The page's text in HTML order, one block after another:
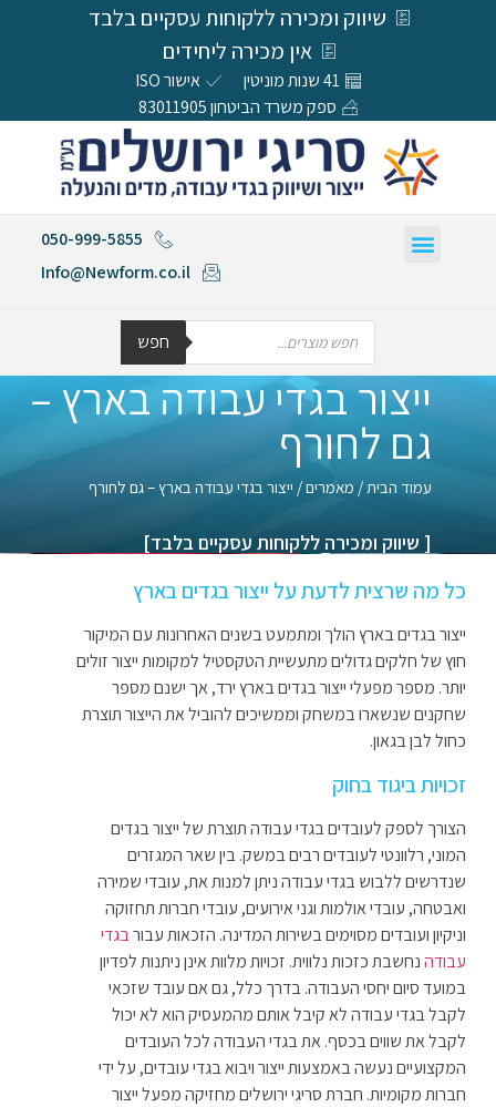
שיווק ומכירה ללקוחות עסקיים בלבד
אין מכירה ליחידים
41 שנות מוניטין
אישור ISO
ספק משרד הביטחון 83011905
050-999-5855
Info@Newform.co.il
חפש
ייצור בגדי עבודה בארץ –
גם לחורף
עמוד הבית / מאמרים/ ייצור בגדי עבודה בארץ – גם לחורף
[ שיווק ומכירה ללקוחות עסקיים בלבד]
כל מה שרצית לדעת על ייצור בגדים בארץ
ייצור בגדים בארץ הולך ומתמעט בשנים האחרונות עם המיקור
חוץ של חלקים גדולים מתעשיית הטקסטיל למקומות ייצור זולים
יותר. מספר מפעלי ייצור בגדים בארץ ירד, אך ישנם מספר
שחקנים שנשארו במשחק וממשיכים להוביל את הייצור תוצרת
כחול לבן בגאון.
זכויות ביגוד בחוק
הצורך לספק לעובדים בגדי עבודה תוצרת של ייצור בגדים
המוני, רלוונטי לעובדים רבים במשק. בין שאר המגזרים
שנדרשים ללבוש בגדי עבודה ניתן למנות את, עובדי שמירה
ואבטחה, עובדי אולמות וגני אירועים, עובדי חברות תחזוקה
וניקיון ועובדים מסוימים בשירות המדינה. הזכאות עבורבגדי
עבודהנחשבת כזכות נלווית. זכויות מלוות אינן ניתנות לפדיון
במועד סיום יחסי העבודה. בדרך כלל, גם אם עובד שזכאי
לקבל בגדי עבודה לא קיבל אותם מהמעסיק הוא לא יכול
לקבל את שווים בכסף. את בגדי העבודה לכל העובדים
המקצועיים נעשה באמצעות ייצור ויבוא בגדי עובדים, על ידי
חברות מקומיות. חברת סריגי ירושלים מחזיקה מפעל ייצור